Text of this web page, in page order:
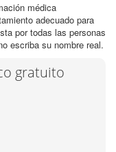
médica
adecuado para
por todas las personas
escriba su nombre real.
gratuito